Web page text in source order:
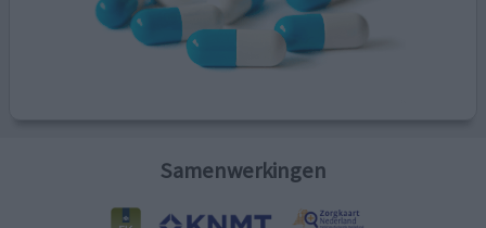
Samenwerkingen